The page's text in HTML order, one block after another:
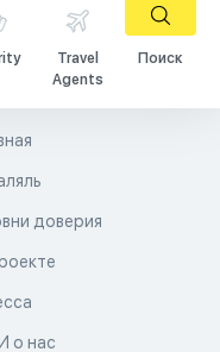
Travel
Agents
Поиск
доверия
о нас